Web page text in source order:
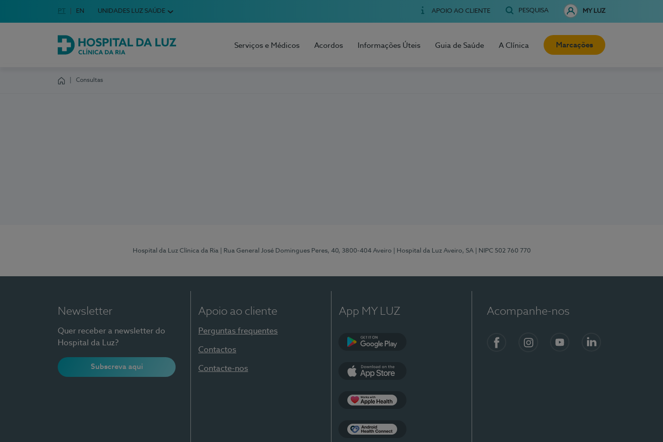
Escolha o seu idioma
Idioma em Português
PT English Language
EN UNIDADES LUZ SAÚDE APOIO AO CLIENTE PESQUISA MY LUZ
Hospital da Luz Clínica da Ria
Serviços e Médicos Acordos Informações Úteis Guia de Saúde A Clínica Marcações
Consultas
Hospital da Luz Clínica da Ria | Rua General José Domingues Peres, 40, 3800-404 Aveiro | Hospital da Luz Aveiro, SA | NIPC 502 760 770
Newsletter
Quer receber a newsletter do
Hospital da Luz?
Subscreva aqui
Apoio ao cliente
Perguntas frequentes
Contactos
Contacte-nos
App MY LUZ Acompanhe-nos